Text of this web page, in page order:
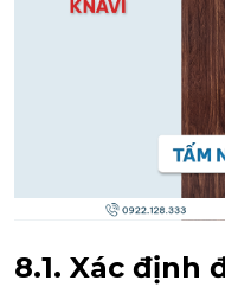
8.1. Xác định